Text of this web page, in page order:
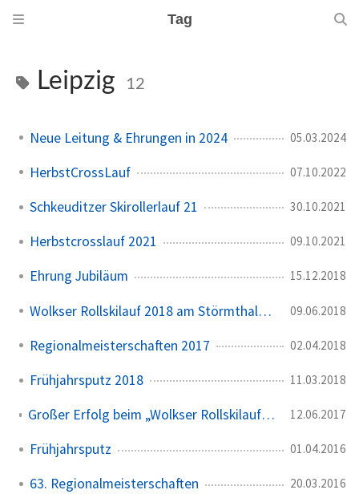
Tag
Leipzig 12
Neue Leitung & Ehrungen in 2024 05.03.2024
HerbstCrossLauf 07.10.2022
Schkeuditzer Skirollerlauf 21 30.10.2021
Herbstcrosslauf 2021 09.10.2021
Ehrung Jubiläum 15.12.2018
Wolkser Rollskilauf 2018 am Störmthaler See 09.06.2018
Regionalmeisterschaften 2017 02.04.2018
Frühjahrsputz 2018 11.03.2018
Großer Erfolg beim „Wolkser Rollskilauf 2017“ am Störmthaler See 12.06.2017
Frühjahrsputz 01.04.2016
63. Regionalmeisterschaften 20.03.2016